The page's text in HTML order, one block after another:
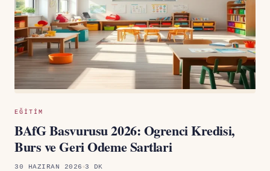
EĞITIM
BAfG Basvurusu 2026: Ogrenci Kredisi,
Burs ve Geri Odeme Sartlari
30 HAZIRAN 2026 3 DK